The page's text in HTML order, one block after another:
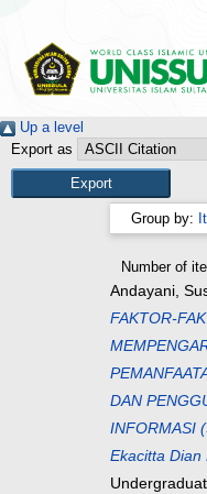
Up a level
Export as
Group by:
Number of
Andayani,
FAKTOR-
DAN
INFORMASI
Ekacitta Dian